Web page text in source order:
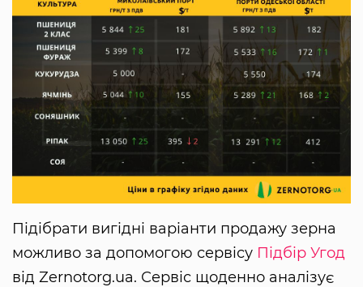
Підібрати вигідні варіанти продажу зерна
можливо за допомогою сервісу Підбір Угод
від Zernotorg.ua. Сервіс щоденно аналізує